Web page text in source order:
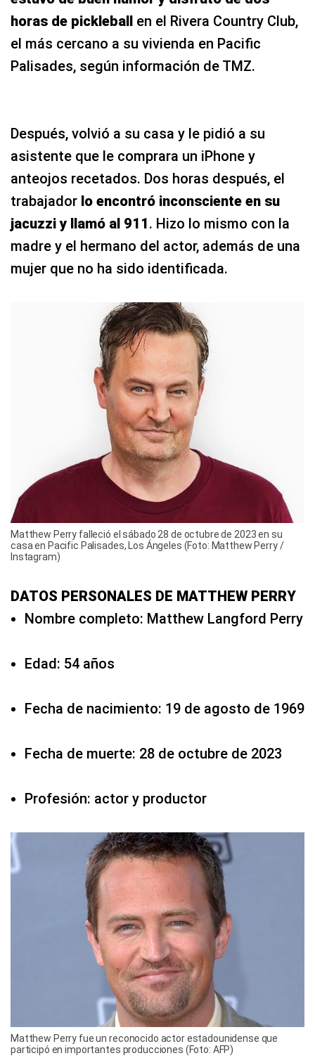
horas de pickleball en el Rivera Country Club,
el más cercano a su vivienda en Pacific
Palisades, según información de TMZ.
Después, volvió a su casa y le pidió a su
asistente que le comprara un iPhone y
anteojos recetados. Dos horas después, el
trabajador lo encontró inconsciente en su
jacuzzi y llamó al 911. Hizo lo mismo con la
madre y el hermano del actor, además de una
mujer que no ha sido identificada.
Matthew Perry falleció el sábado 28 de octubre de 2023 en su
casa en Pacific Palisades, Los Ángeles (Foto: Matthew Perry /
Instagram)
DATOS PERSONALES DE MATTHEW PERRY
Nombre completo: Matthew Langford Perry
Edad: 54 años
Fecha de nacimiento: 19 de agosto de 1969
Fecha de muerte: 28 de octubre de 2023
Profesión: actor y productor
Matthew Perry fue un reconocido actor estadounidense que
participó en importantes producciones (Foto: AFP)